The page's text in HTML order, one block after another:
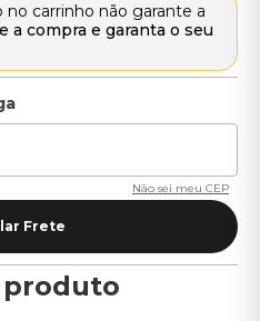
carrinho não garante a
a compra e garanta o seu
Não sei meu CEP
produto